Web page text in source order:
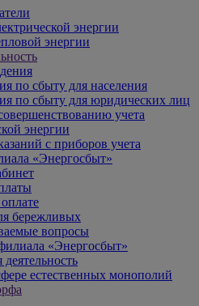
энергии
энергии
по сбыту для населения
по сбыту для юридических лиц
учета
энергии
с приборов учета
«Энергосбыт»
бережливых
вопросы
«Энергосбыт»
естественных монополий